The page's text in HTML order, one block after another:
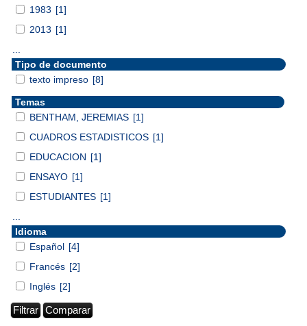
1983 [1]
2013 [1]
Tipo de documento
texto impreso [8]
Temas
BENTHAM, JEREMIAS [1]
CUADROS ESTADISTICOS [1]
EDUCACION [1]
ENSAYO [1]
ESTUDIANTES [1]
Idioma
Español [4]
Francés [2]
Inglés [2]